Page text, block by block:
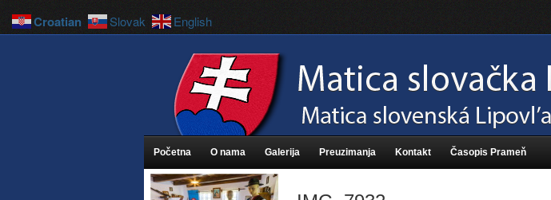
Početna O nama Galerija Preuzimanja Kontakt Časopis Prameň
Croatian Slovak English